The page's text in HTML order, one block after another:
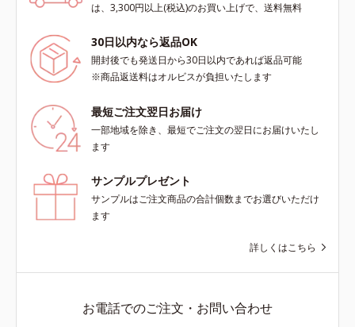
は、3,300円以上(税込)のお買い上げで、送料無料
30日以内なら返品OK
開封後でも発送日から30日以内であれば返品可能
※商品返送料はオルビスが負担いたします
最短ご注文翌日お届け
一部地域を除き、最短でご注文の翌日にお届けいたし
ます
サンプルプレゼント
サンプルはご注文商品の合計個数までお選びいただけ
ます
詳しくはこちら
お電話でのご注文・お問い合わせ